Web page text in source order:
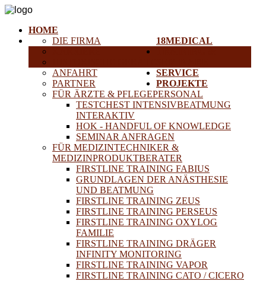
HOME
18MEDICAL
DIE FIRMA
ANFAHRT
PARTNER
FÜR ÄRZTE & PFLEGEPERSONAL
TESTCHEST INTENSIVBEATMUNG
INTERAKTIV
HOK - HANDFUL OF KNOWLEDGE
SEMINAR ANFRAGEN
FÜR MEDIZINTECHNIKER &
MEDIZINPRODUKTBERATER
FIRSTLINE TRAINING FABIUS
GRUNDLAGEN DER ANÄSTHESIE
UND BEATMUNG
FIRSTLINE TRAINING ZEUS
FIRSTLINE TRAINING PERSEUS
FIRSTLINE TRAINING OXYLOG
FAMILIE
FIRSTLINE TRAINING DRÄGER
INFINITY MONITORING
FIRSTLINE TRAINING VAPOR
FIRSTLINE TRAINING CATO / CICERO
SERVICE
PROJEKTE